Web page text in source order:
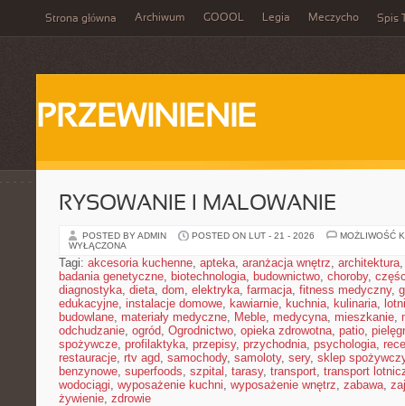
Strona główna Archiwum GOOOL Legia Meczycho Spis
PRZEWINIENIE
RYSOWANIE I MALOWANIE
POSTED BY ADMIN POSTED ON LUT - 21 - 2026
MOŻLIWOŚĆ
WYŁĄCZONA
Tagi: akcesoria kuchenne, apteka, aranżacja wnętrz, architektura
badania genetyczne, biotechnologia, budownictwo, choroby,
diagnostyka, dieta, dom, elektryka, farmacja, fitness medyczny,
edukacyjne, instalacje domowe, kawiarnie, kuchnia, kulinaria,
budowlane, materiały medyczne, Meble, medycyna, mieszkanie,
odchudzanie, ogród, Ogrodnictwo, opieka zdrowotna, patio,
spożywcze, profilaktyka, przepisy, przychodnia, psychologia,
restauracje, rtv agd, samochody, samoloty, sery, sklep
benzynowe, superfoods, szpital , tarasy, transport, transport
wodociągi, wyposażenie kuchni, wyposażenie wnętrz, zabawa,
żywienie, zdrowie